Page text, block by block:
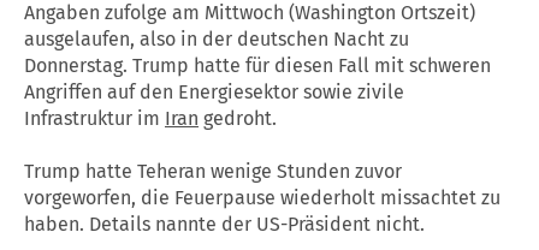
Angaben zufolge am Mittwoch (Washington Ortszeit)
ausgelaufen, also in der deutschen Nacht zu
Donnerstag. Trump hatte für diesen Fall mit schweren
Angriffen auf den Energiesektor sowie zivile
Infrastruktur im Iran gedroht.
Trump hatte Teheran wenige Stunden zuvor
vorgeworfen, die Feuerpause wiederholt missachtet zu
haben. Details nannte der US-Präsident nicht.